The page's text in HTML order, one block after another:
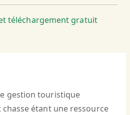
téléchargement gratuit
gestion touristique
étant une ressource